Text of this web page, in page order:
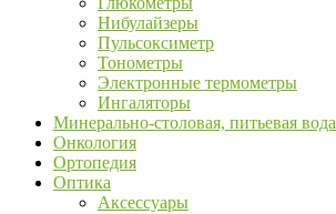
Нибулайзеры
Пульсоксиметр
Тонометры
Электронные термометры
Ингаляторы
Минерально-столовая, питьевая вода
Онкология
Ортопедия
Оптика
Аксессуары